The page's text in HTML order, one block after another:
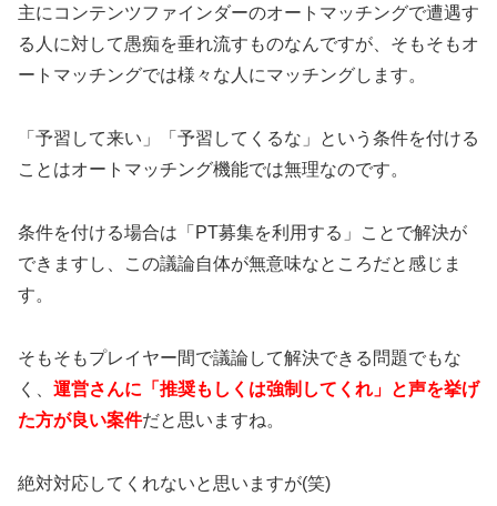
主にコンテンツファインダーのオートマッチングで遭遇す
る人に対して愚痴を垂れ流すものなんですが、そもそもオ
ートマッチングでは様々な人にマッチングします。
「予習して来い」「予習してくるな」という条件を付ける
ことはオートマッチング機能では無理なのです。
条件を付ける場合は「PT募集を利用する」ことで解決が
できますし、この議論自体が無意味なところだと感じま
す。
そもそもプレイヤー間で議論して解決できる問題でもな
く、 運営さんに「推奨もしくは強制してくれ」と声を挙げ
た方が良い案件だと思いますね。
絶対対応してくれないと思いますが(笑)